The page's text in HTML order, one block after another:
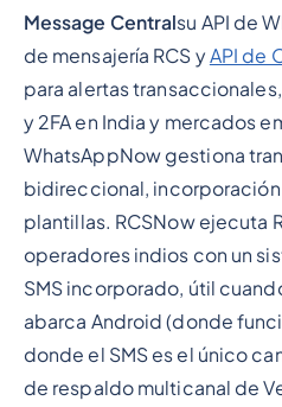
Message Centralsu API de
de mensajería RCS yAPI de
para alertas
y 2FA en India y mercados
WhatsAppNow gestiona
bidireccional,
plantillas. RCSNow ejecuta
operadores indios con un
SMS incorporado, útil
abarca Android (donde
donde el SMS es el único
de respaldo multicanal de